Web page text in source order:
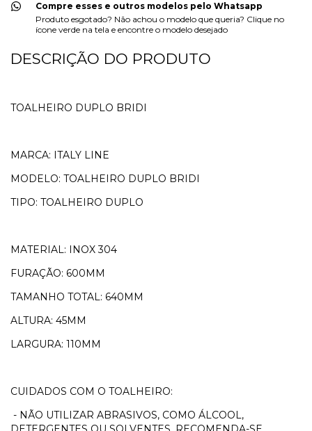
Compre esses e outros modelos pelo Whatsapp
Produto esgotado? Não achou o modelo que queria? Clique no
ícone verde na tela e encontre o modelo desejado
DESCRIÇÃO DO PRODUTO
TOALHEIRO DUPLO BRIDI
MARCA: ITALY LINE
MODELO: TOALHEIRO DUPLO BRIDI
TIPO: TOALHEIRO DUPLO
MATERIAL: INOX 304
FURAÇÃO: 600MM
TAMANHO TOTAL: 640MM
ALTURA: 45MM
LARGURA: 110MM
CUIDADOS COM O TOALHEIRO:
- NÃO UTILIZAR ABRASIVOS, COMO ÁLCOOL,